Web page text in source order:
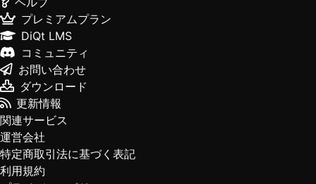
プレミアムプラン
DiQt LMS
コミュニティ
お問い合わせ
ダウンロード
更新情報
関連サービス
運営会社
特定商取引法に基づく表記
利用規約